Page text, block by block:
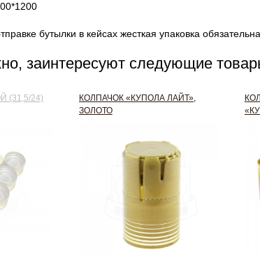
бутылки в кейсах жесткая упаковка
заинтересуют следующие
(31,5/24)
КОЛПАЧОК «КУПОЛА ЛАЙТ»,
ЗОЛОТО